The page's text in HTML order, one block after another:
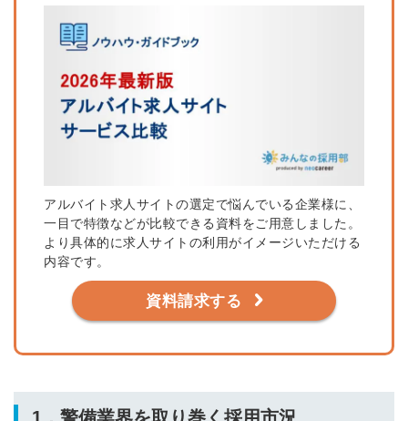
アルバイト求人サイトの選定で悩んでいる企業様に、
一目で特徴などが比較できる資料をご用意しました。
より具体的に求人サイトの利用がイメージいただける
内容です。
資料請求する